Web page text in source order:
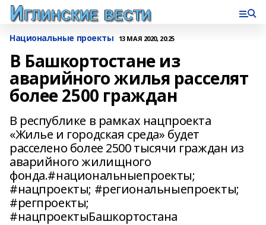
Национальные проекты 13 МАЯ 2020, 20:25
В Башкортостане из
аварийного жилья расселят
более 2500 граждан
В республике в рамках нацпроекта
«Жилье и городская среда» будет
расселено более 2500 тысячи граждан из
аварийного жилищного
фонда.#национальныепроекты;
#нацпроекты; #региональныепроекты;
#регпроекты;
#нацпроектыБашкортостана